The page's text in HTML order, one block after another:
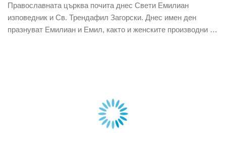
Православната църква почита днес Свети Емилиан
изповедник и Св. Трендафил Загорски. Днес имен ден
празнуват Емилиан и Емил, както и женските производни …